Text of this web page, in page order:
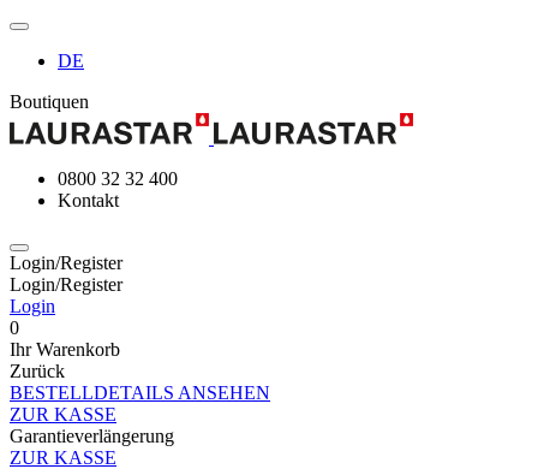
DE
Boutiquen
0800 32 32 400
Kontakt
Login/Register
Login/Register
Login
0
Ihr Warenkorb
Zurück
BESTELLDETAILS ANSEHEN
ZUR KASSE
Garantieverlängerung
ZUR KASSE